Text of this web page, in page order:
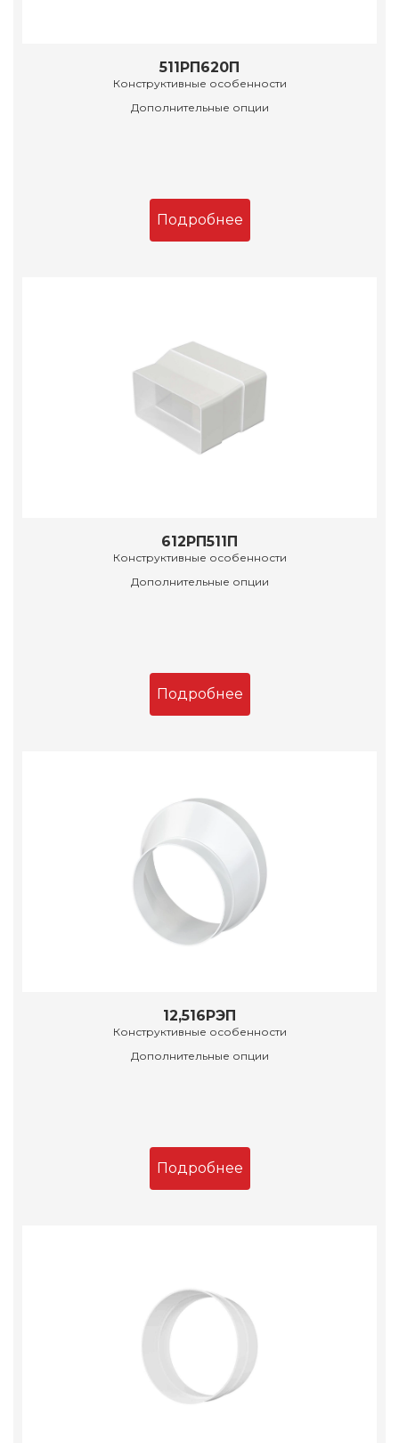
511РП620П
Конструктивные особенности
Дополнительные опции
Подробнее
612РП511П
Конструктивные особенности
Дополнительные опции
Подробнее
12,516РЭП
Конструктивные особенности
Дополнительные опции
Подробнее